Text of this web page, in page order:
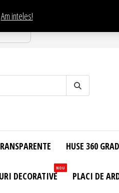
Am inteles!
HUSE 360
DECORATIVE
NOU
PLACI DE